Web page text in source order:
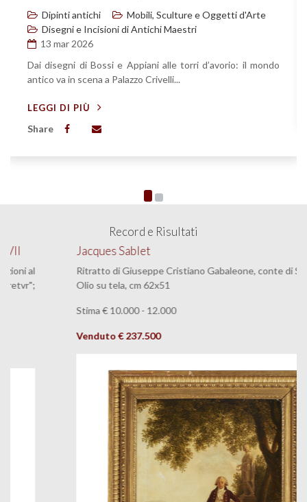
Dipinti antichi
Mobili, Sculture e Oggetti d'Arte
Disegni e Incisioni di Antichi Maestri
13 mar 2026
Dai disegni di Bossi e Appiani alle torri d’avorio: il mondo
antico va in scena a Palazzo Crivelli...
LEGGI DI PIÙ
Share
Record e Risultati
Jacques Sablet
Ritratto di Giuseppe Cristiano Gabaleone, conte di Salmour
Olio su tela, cm 62x51
Stima € 10.000 - 12.000
€ 237.500